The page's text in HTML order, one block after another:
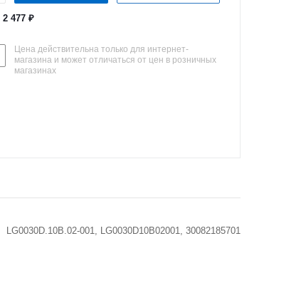
2 477 ₽
Цена действительна только для интернет-
магазина и может отличаться от цен в розничных
магазинах
LG0030D.10B.02-001, LG0030D10B02001, 30082185701